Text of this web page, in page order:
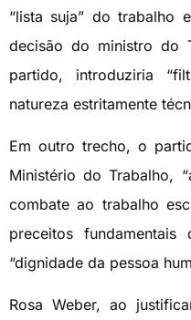
“lista suja” do trabalho
decisão do ministro do
partido, introduziria
natureza estritamente
Em outro trecho, o
Ministério do Trabalho,
combate ao trabalho
preceitos
“dignidade da pessoa
Rosa Weber, ao